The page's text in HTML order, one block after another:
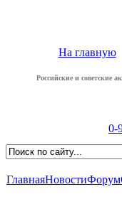
На главную
Российские и советские
0-
ГлавнаяНовостиФорум